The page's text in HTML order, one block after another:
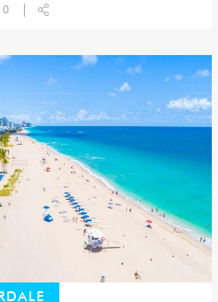
0